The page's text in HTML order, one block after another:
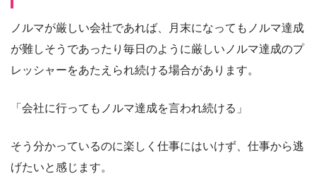
ノルマが厳しい会社であれば、月末になってもノルマ達成
が難しそうであったり毎日のように厳しいノルマ達成のプ
レッシャーをあたえられ続ける場合があります。
「会社に行ってもノルマ達成を言われ続ける」
そう分かっているのに楽しく仕事にはいけず、仕事から逃
げたいと感じます。